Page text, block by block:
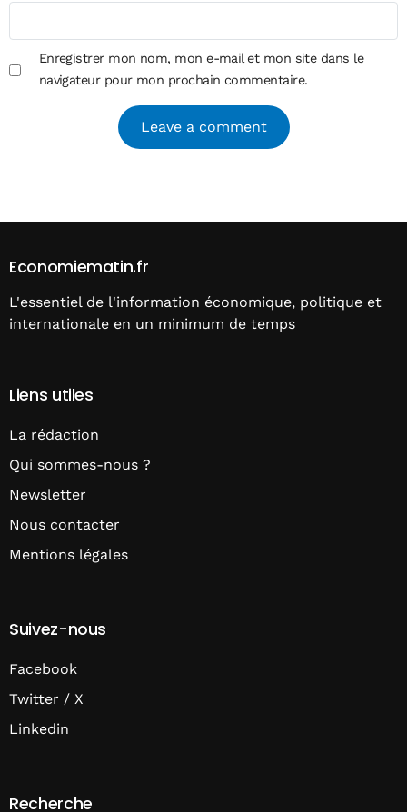
Enregistrer mon nom, mon e-mail et mon site dans le
navigateur pour mon prochain commentaire.
Economiematin.fr
L'essentiel de l'information économique, politique et
internationale en un minimum de temps
Liens utiles
La rédaction
Qui sommes-nous ?
Newsletter
Nous contacter
Mentions légales
Suivez-nous
Facebook
Twitter / X
Linkedin
Recherche